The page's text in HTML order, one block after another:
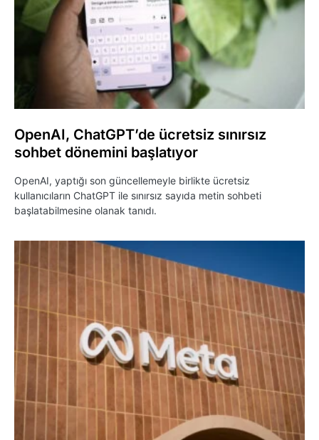
OpenAI, ChatGPT’de ücretsiz sınırsız
sohbet dönemini başlatıyor
OpenAI, yaptığı son güncellemeyle birlikte ücretsiz
kullanıcıların ChatGPT ile sınırsız sayıda metin sohbeti
başlatabilmesine olanak tanıdı.